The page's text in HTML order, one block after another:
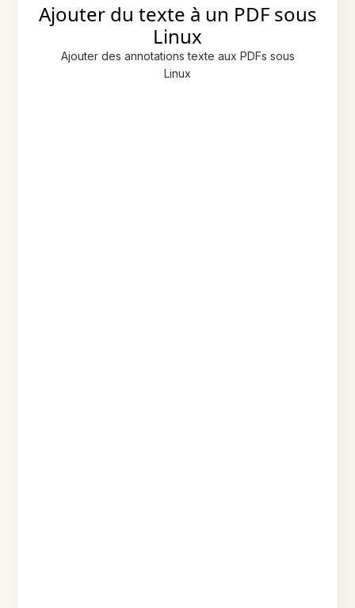
Ajouter du texte à un PDF sous
Linux
Ajouter des annotations texte aux PDFs sous
Linux